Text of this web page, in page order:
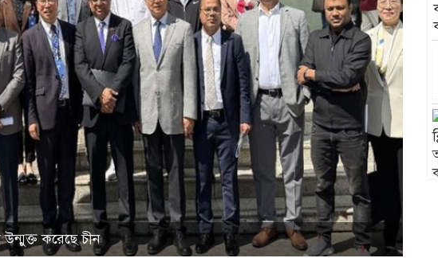
উন্মুক্ত করেছে চীন